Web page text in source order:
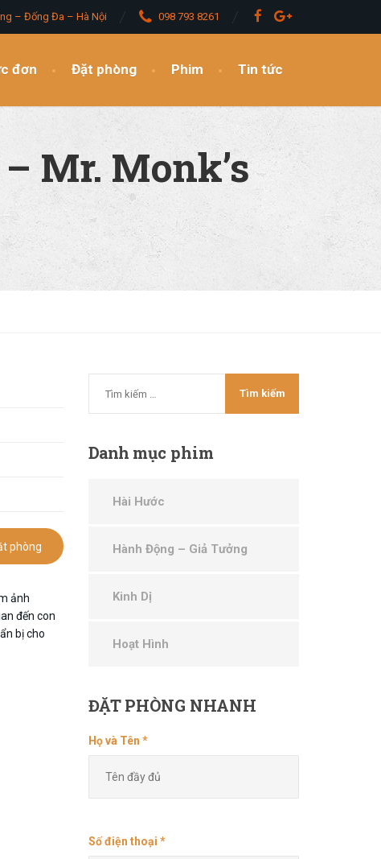
– Đống Đa – Hà Nội 098 793 8261
đơn Đặt phòng Phim Tin tức
Mr. Monk’s
phòng
ảnh
đến con
bị cho
Danh mục phim
Hài Hước
Hành Động – Giả Tưởng
Kinh Dị
Hoạt Hình
ĐẶTPHÒNG NHANH
Họ và Tên *
Số điện thoại *